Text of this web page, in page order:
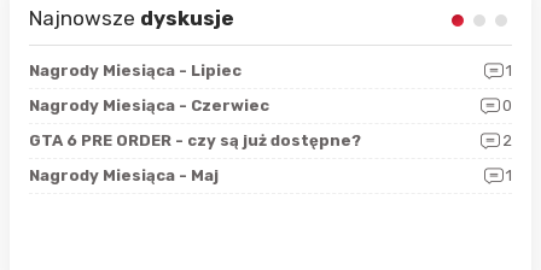
Najnowsze dyskusje
Nagrody Miesiąca - Lipiec
1
Nagrody Miesiąca - Czerwiec
0
GTA 6 PRE ORDER - czy są już dostępne?
2
Nagrody Miesiąca - Maj
1